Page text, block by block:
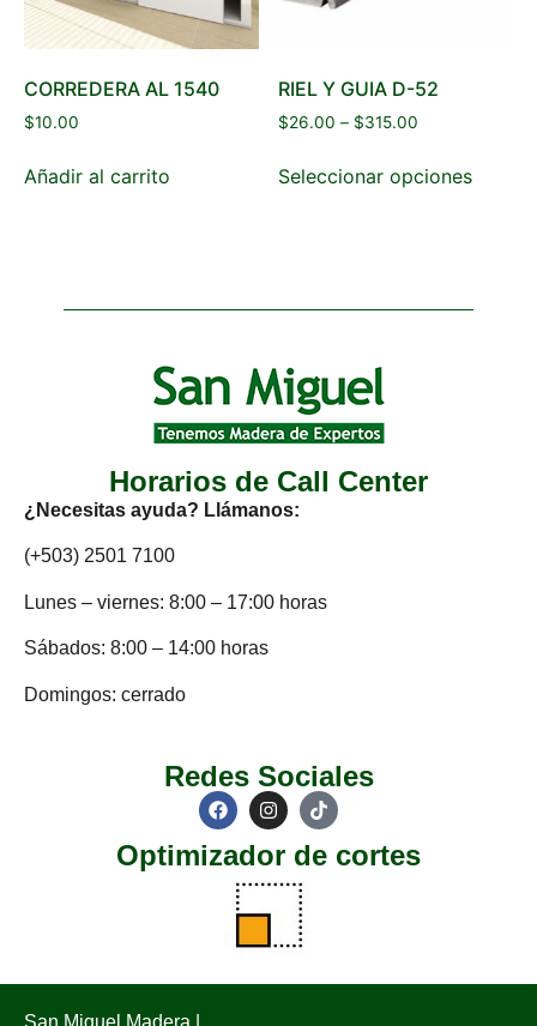
CORREDERA AL 1540
$10.00
Añadir al carrito
RIEL Y GUIA D-52
$26.00 – $315.00
Seleccionar opciones
Horarios de Call Center
¿Necesitas ayuda? Llámanos:
(+503) 2501 7100
Lunes – viernes: 8:00 – 17:00 horas
Sábados: 8:00 – 14:00 horas
Domingos: cerrado
Redes Sociales
Optimizador de cortes
San Miguel Madera |